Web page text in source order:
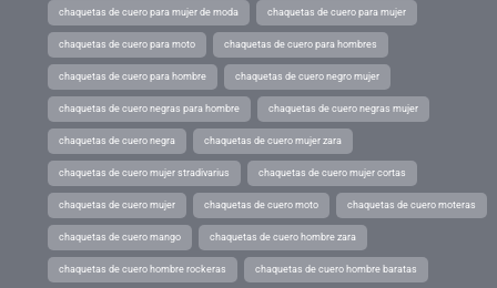
chaquetas de cuero para mujer de moda chaquetas de cuero para mujer
chaquetas de cuero para moto chaquetas de cuero para hombres
chaquetas de cuero para hombre chaquetas de cuero negro mujer
chaquetas de cuero negras para hombre chaquetas de cuero negras mujer
chaquetas de cuero negra chaquetas de cuero mujer zara
chaquetas de cuero mujer stradivarius chaquetas de cuero mujer cortas
chaquetas de cuero mujer chaquetas de cuero moto chaquetas de cuero moteras
chaquetas de cuero mango chaquetas de cuero hombre zara
chaquetas de cuero hombre rockeras chaquetas de cuero hombre baratas